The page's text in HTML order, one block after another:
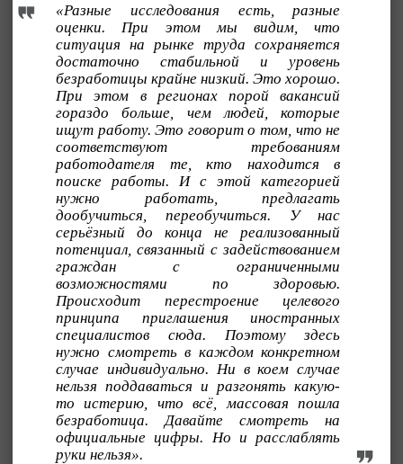
«Разные исследования есть, разные
оценки. При этом мы видим, что
ситуация на рынке труда сохраняется
достаточно стабильной и уровень
безработицы крайне низкий. Это хорошо.
При этом в регионах порой вакансий
гораздо больше, чем людей, которые
ищут работу. Это говорит о том, что не
соответствуют требованиям
работодателя те, кто находится в
поиске работы. И с этой категорией
нужно работать, предлагать
дообучиться, переобучиться. У нас
серьёзный до конца не реализованный
потенциал, связанный с задействованием
граждан с ограниченными
возможностями по здоровью.
Происходит перестроение целевого
принципа приглашения иностранных
специалистов сюда. Поэтому здесь
нужно смотреть в каждом конкретном
случае индивидуально. Ни в коем случае
нельзя поддаваться и разгонять какую-
то истерию, что всё, массовая пошла
безработица. Давайте смотреть на
официальные цифры. Но и расслаблять
руки нельзя».